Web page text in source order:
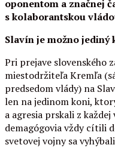
oponentom a značnej
s kolaborantskou
Slavín je možno jediný
Pri prejave slovenského
miestodržiteľa Kremľa
predsedom vlády) na
len na jedinom koni,
a agresia prskali z
demagógovia vždy cítili
svetovej vojny sa